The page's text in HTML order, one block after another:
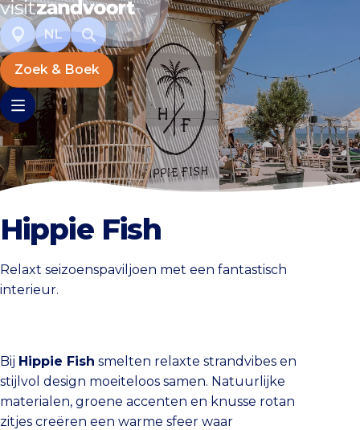
NL
Zoek & Boek
Hippie Fish
Relaxt seizoenspaviljoen met een fantastisch
interieur.
Bij Hippie Fish smelten relaxte strandvibes en
stijlvol design moeiteloos samen. Natuurlijke
materialen, groene accenten en knusse rotan
zitjes creëren een warme sfeer waar